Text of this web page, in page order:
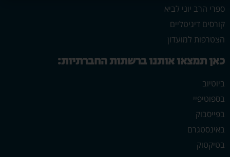
ספרי הרב יוני לביא
קורסים דיגיטליים
הצטרפות למועדון
כאן תמצאו אותנו ברשתות החברתיות:
ביוטיוב
בספוטיפיי
בפייסבוק
באינסטגרם
בטיקטוק